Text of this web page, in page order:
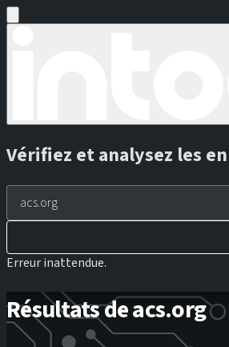
Vérifiez et analysez les
Erreur inattendue.
Résultats de acs.org